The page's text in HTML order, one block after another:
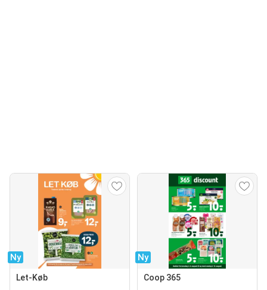
Ny
Let-Køb
Ny
Coop 365